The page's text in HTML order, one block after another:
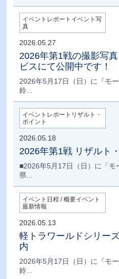
イベントレポートイベント写
真
2026.05.27
2026年第1戦の撮影写
ビスにて公開中です！
2026年5月17日（日）に『モ
鈴...
イベントレポートリザルト・
ポイント
2026.05.18
2026年第1戦 リザルト
■2026年5月17日（日）に「モ
県...
イベント日程 / 概要イベント
最新情報
2026.05.13
軽トラワールドシリー
内
2026年5月17日（日）に『モ
鈴...